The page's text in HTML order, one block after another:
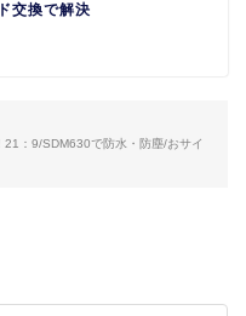
交換で解決
：9/SDM630で防水・防塵/おサイ